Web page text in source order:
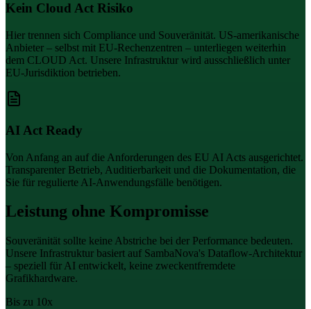
Kein Cloud Act Risiko
Hier trennen sich Compliance und Souveränität. US-amerikanische
Anbieter – selbst mit EU-Rechenzentren – unterliegen weiterhin
dem CLOUD Act. Unsere Infrastruktur wird ausschließlich unter
EU-Jurisdiktion betrieben.
AI Act Ready
Von Anfang an auf die Anforderungen des EU AI Acts ausgerichtet.
Transparenter Betrieb, Auditierbarkeit und die Dokumentation, die
Sie für regulierte AI-Anwendungsfälle benötigen.
Leistung ohne Kompromisse
Souveränität sollte keine Abstriche bei der Performance bedeuten.
Unsere Infrastruktur basiert auf SambaNova's Dataflow-Architektur
– speziell für AI entwickelt, keine zweckentfremdete
Grafikhardware.
Bis zu 10x